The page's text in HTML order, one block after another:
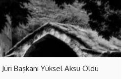
Başkanı Yüksel Aksu Oldu